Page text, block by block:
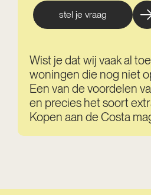
stel je vraag
Wist je dat wij vaak al
woningen die nog niet
Een van de voordelen
en precies het soort
Kopen aan de Costa